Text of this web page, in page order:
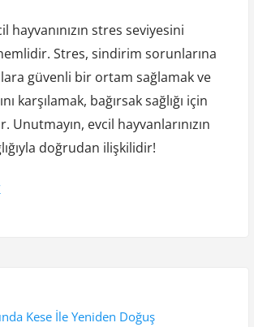
hayvanınızın stres seviyesini
Stres, sindirim sorunlarına
güvenli bir ortam sağlamak ve
karşılamak, bağırsak sağlığı için
Unutmayın, evcil hayvanlarınızın
doğrudan ilişkilidir!
r
Kese İle Yeniden Doğuş